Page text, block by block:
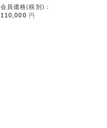
会員価格(税別)：
110,000 円